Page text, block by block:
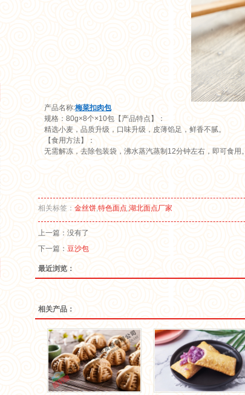
产品名称:梅菜扣肉包
规格：80g×8个×10包 【产品特点】：
精选小麦，品质升级，口味升级，皮薄馅足，鲜香不腻。
【食用方法】：
无需解冻，去除包装袋，沸水蒸汽蒸制12分钟左右，即可食用。
相关标签： 金丝饼,特色面点,湖北面点厂家
上一篇：没有了
下一篇： 豆沙包
最近浏览：
相关产品：